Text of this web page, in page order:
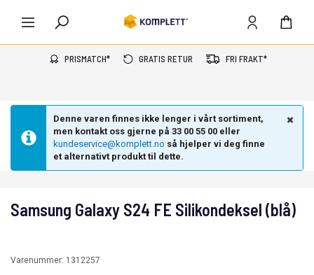
PRISMATCH* GRATIS RETUR FRI FRAKT*
Denne varen finnes ikke lenger i vårt sortiment,
men kontakt oss gjerne på 33 00 55 00 eller
kundeservice@komplett.no så hjelper vi deg finne
et alternativt produkt til dette.
Samsung Galaxy S24 FE Silikondeksel (blå)
Varenummer: 1312257